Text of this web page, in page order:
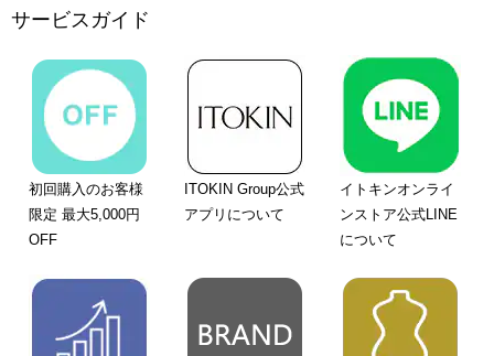
サービスガイド
初回購入のお客様
限定 最大5,000円
OFF
ITOKIN Group公式
アプリについて
イトキンオンライ
ンストア公式LINE
について